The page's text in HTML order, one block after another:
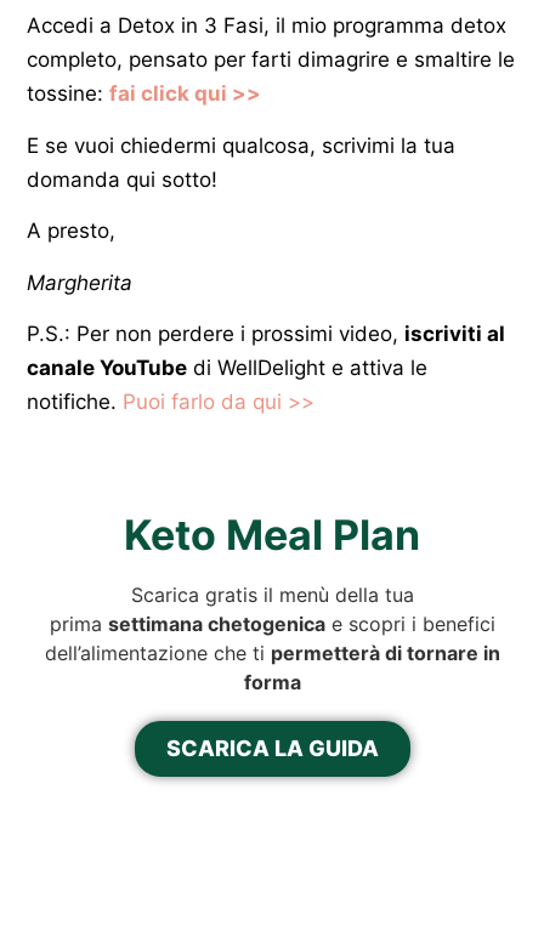
Accedi a Detox in 3 Fasi, il mio programma detox
completo, pensato per farti dimagrire e smaltire le
tossine: fai click qui >>
E se vuoi chiedermi qualcosa, scrivimi la tua
domanda qui sotto!
A presto,
Margherita
P.S.: Per non perdere i prossimi video, iscriviti al
canale YouTube di WellDelight e attiva le
notifiche. Puoi farlo da qui >>
Keto Meal Plan
Scarica gratis il menù della tua
prima settimana chetogenicae scopri i benefici
dell’alimentazione che ti permetterà di tornare in
forma
SCARICA LA GUIDA